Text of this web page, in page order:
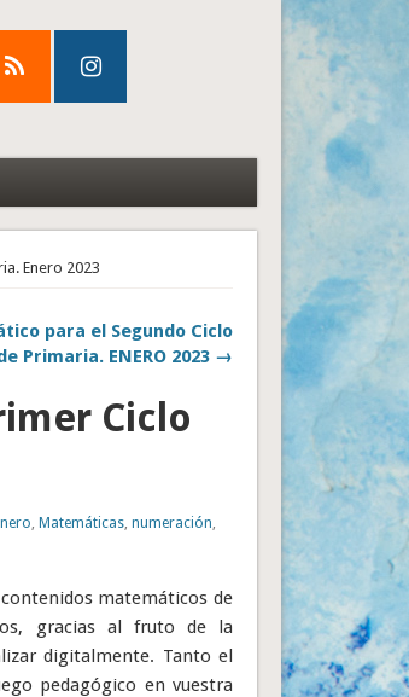
Enero 2023
para el Segundo Ciclo
Primaria. ENERO 2023 →
Ciclo
,Matemáticas,numeración,
matemáticos de
gracias al fruto de la
digitalmente. Tanto el
pedagógico en vuestra